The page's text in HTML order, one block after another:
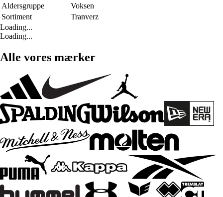
Aldersgruppe
Voksen
Sortiment
Tranverz
Loading...
Loading...
Alle vores mærker